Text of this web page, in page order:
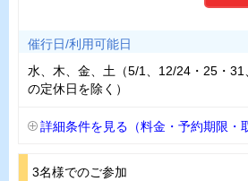
催行日/利用可能日
水、木、金、土（5/1、12/24・25・
の定休日を除く）
詳細条件を見る（料金・予約期限・
3名様でのご参加